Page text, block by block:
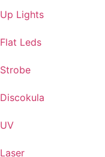
Up Lights
Flat Leds
Strobe
Discokula
UV
Laser